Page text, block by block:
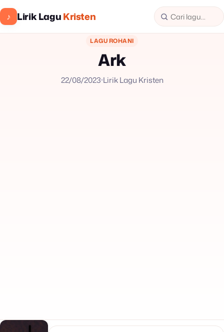
♪ Lirik LaguKristen
LAGU ROHANI
Ark
22/08/2023 Lirik Lagu Kristen